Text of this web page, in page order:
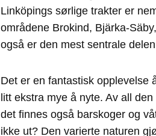
Linköpings sørlige trakter er
områdene Brokind, Bjärka-
også er den mest sentrale
Det er en fantastisk opplevelse
litt ekstra mye å nyte. Av all
det finnes også barskoger og
ikke ut? Den varierte naturen